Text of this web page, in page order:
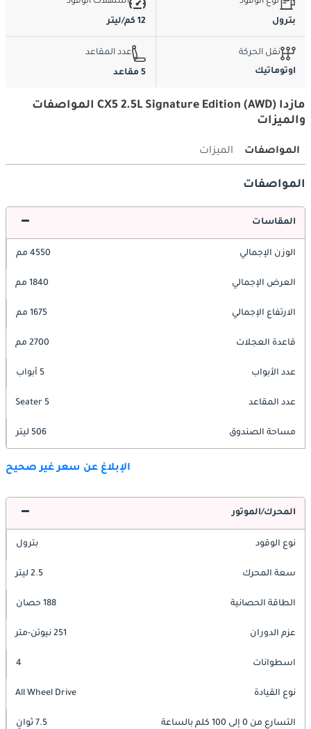
بترول 12 كم/ليتر
نقل الحركة
اوتوماتيك
عدد المقاعد
5 مقاعد
مازدا CX5 2.5L Signature Edition (AWD) المواصفات
والميزات
المواصفات الميزات
المواصفات
المقاسات
الوزن الإجمالي 4550 مم
العرض الإجمالي 1840 مم
الارتفاع الإجمالي 1675 مم
قاعدة العجلات 2700 مم
عدد الأبواب 5 أبواب
عدد المقاعد 5 Seater
مساحة الصندوق 506 ليتر
الإبلاغ عن سعر غير صحيح
المحرك/الموتور
نوع الوقود بترول
سعة المحرك 2.5 ليتر
الطاقة الحصانية 188 حصان
عزم الدوران 251 نيوتن-متر
اسطوانات 4
نوع القيادة All Wheel Drive
التسارع من 0 إلى 100 كلم بالساعة 7.5 ثوانٍ